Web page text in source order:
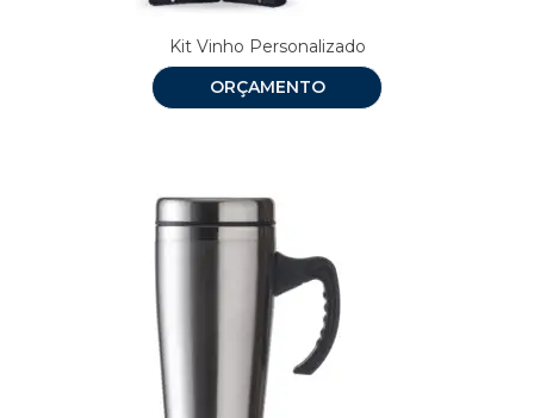
Kit Vinho Personalizado
ORÇAMENTO